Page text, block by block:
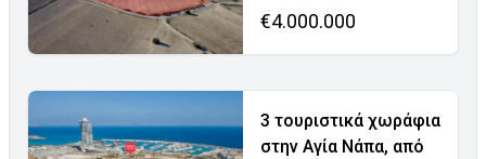
€4.000.000
3 τουριστικά χωράφια
στην Αγία Νάπα, από